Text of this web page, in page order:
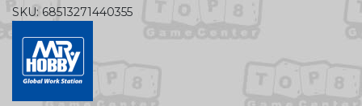
SKU: 68513271440355